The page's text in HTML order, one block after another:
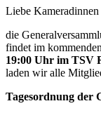
Liebe
die
findet im
19:00 Uhr im TSV
laden wir alle
Tagesordnung der